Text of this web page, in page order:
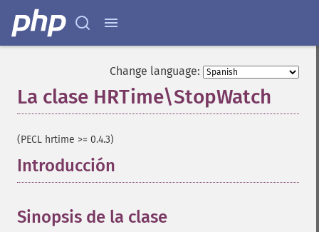
Change language:
La clase HRTime\StopWatch
(PECL hrtime >= 0.4.3)
Introducción
Sinopsis de la clase